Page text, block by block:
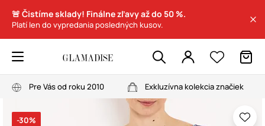
🚨 Čistíme sklady! Finálne zľavy až do 50 %.
Platí len do vypredania posledných kusov.
Pre Vás od roku 2010 Exkluzívna kolekcia značiek
-30%